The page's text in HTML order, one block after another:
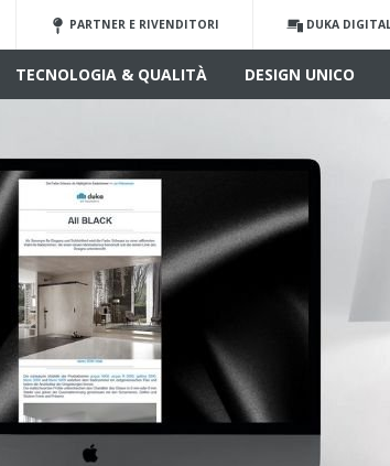
PARTNER E RIVENDITORI DUKA
TECNOLOGIA & QUALITÀ DESIGN UNICO